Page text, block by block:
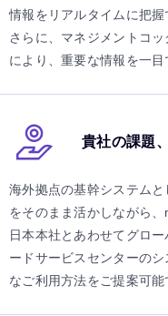
情報をリアルタイムに把握
さらに、マネジメントコ
により、重要な情報を一目
貴社の課題
海外拠点の基幹システム
をそのまま活かしながら、
日本本社とあわせてグロ
ードサービスセンターの
なご利用方法をご提案可能